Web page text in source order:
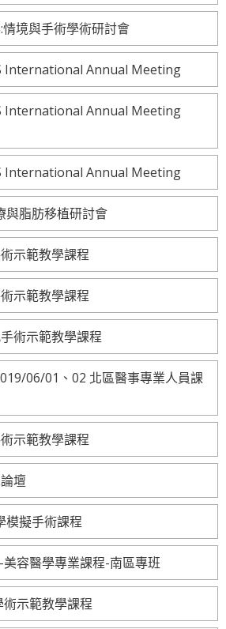
境與手術學術研討會
International Annual Meeting
International Annual Meeting
International Annual Meeting
脂肪移植研討會
示範教學課程
示範教學課程
術示範教學課程
06/01、02 北區醫事專業人員課
示範教學課程
壇
模擬手術課程
容醫學專業課程-南區專班
示範教學課程